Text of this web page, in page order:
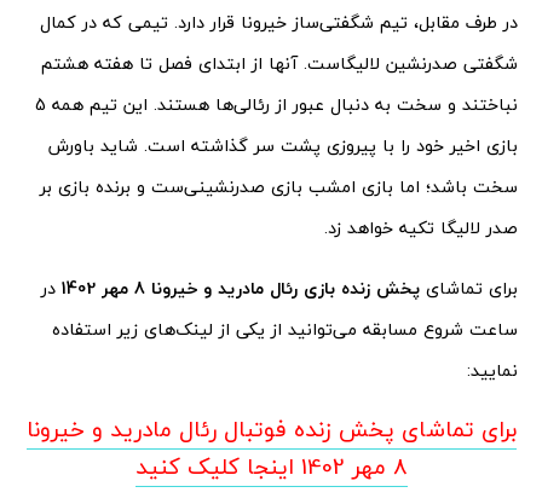
در طرف مقابل، تیم شگفتی‌ساز خیرونا قرار دارد. تیمی که در کمال
شگفتی صدرنشین لالیگاست. آنها از ابتدای فصل تا هفته هشتم
نباختند و سخت به دنبال عبور از رئالی‌ها هستند. این تیم همه 5
بازی اخیر خود را با پیروزی پشت سر گذاشته است. شاید باورش
سخت باشد؛ اما بازی امشب بازی صدرنشینی‌ست و برنده بازی بر
صدر لالیگا تکیه خواهد زد.
برای تماشای پخش زنده بازی رئال مادرید و خیرونا 8 مهر 1402
در
ساعت شروع مسابقه می‌توانید از یکی از لینک‌های زیر استفاده
نمایید:
برای تماشای پخش زنده فوتبال رئال مادرید و خیرونا
8 مهر 1402 اینجا کلیک کنید